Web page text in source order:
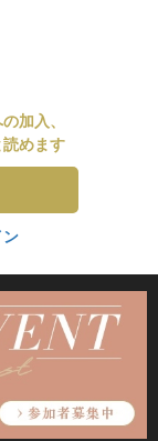
加入、
めます